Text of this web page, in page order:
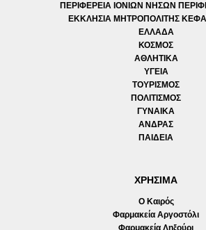
ΠΕΡΙΦΕΡΕΙΑ ΙΟΝΙΩΝ ΝΗΣΩΝ
ΕΚΚΛΗΣΙΑ ΜΗΤΡΟΠΟΛΙΤΗΣ
ΕΛΛΑΔΑ
ΚΟΣΜΟΣ
ΑΘΛΗΤΙΚΑ
ΥΓΕΙΑ
ΤΟΥΡΙΣΜΟΣ
ΠΟΛΙΤΙΣΜΟΣ
ΓΥΝΑΙΚΑ
ΑΝΔΡΑΣ
ΠΑΙΔΕΙΑ
ΧΡΗΣΙΜΑ
Ο Καιρός
Φαρμακεία Αργοστόλι